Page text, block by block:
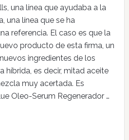
una línea que ayudaba a la
una línea que se ha
referencia. El caso es que la
producto de esta firma, un
ingredientes de los
híbrida, es decir, mitad aceite
muy acertada. Es
Oleo-Serum Regenerador …